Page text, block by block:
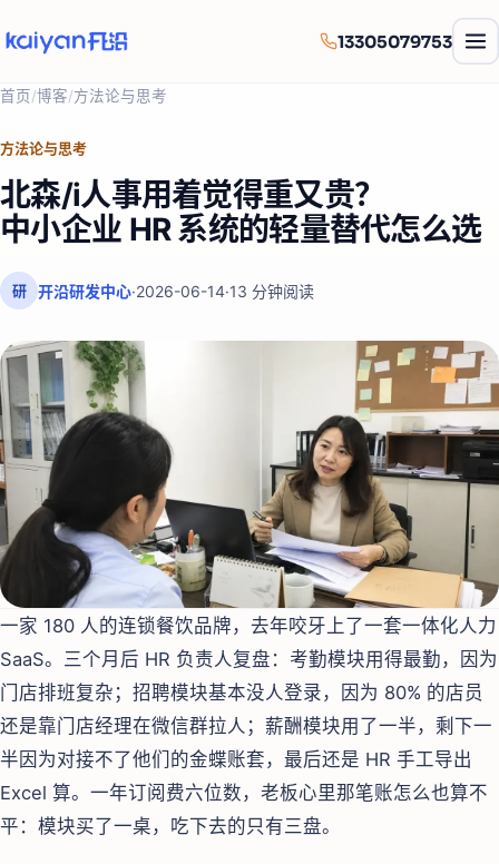
13305079753
首页/博客/方法论与思考
方法论与思考
北森/i人事用着觉得重又贵？
中小企业 HR 系统的轻量替代怎么选
研 开沿研发中心·2026-06-14·13 分钟阅读
一家 180 人的连锁餐饮品牌，去年咬牙上了一套一体化人力
SaaS。三个月后 HR 负责人复盘：考勤模块用得最勤，因为
门店排班复杂；招聘模块基本没人登录，因为 80% 的店员
还是靠门店经理在微信群拉人；薪酬模块用了一半，剩下一
半因为对接不了他们的金蝶账套，最后还是 HR 手工导出
Excel 算。一年订阅费六位数，老板心里那笔账怎么也算不
平：模块买了一桌，吃下去的只有三盘。